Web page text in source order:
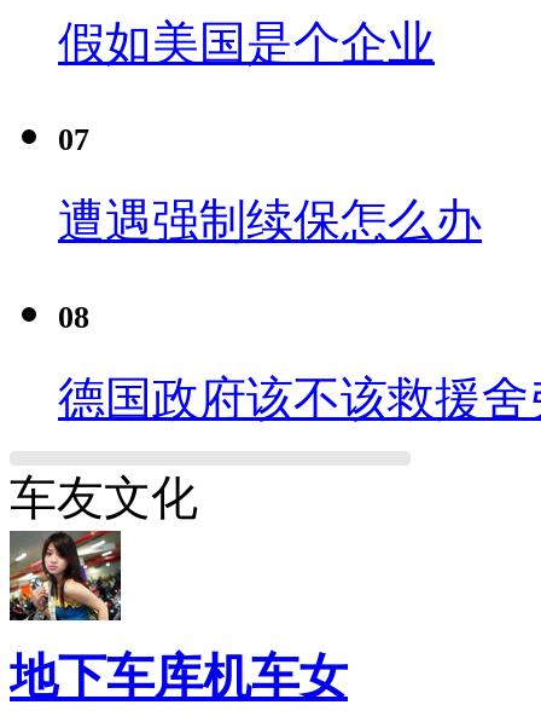
假如美国是个企业
07
遭遇强制续保怎么办
08
德国政府该不该救援舍
车友文化
地下车库机车女